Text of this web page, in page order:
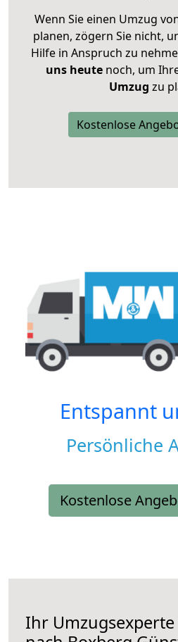
Wenn Sie einen Umzug
planen, zögern Sie nicht,
Hilfe in Anspruch zu
uns heutenoch, um
Umzug zu
Kostenlose
Entspannt
Persönliche
Kostenlose
Ihr